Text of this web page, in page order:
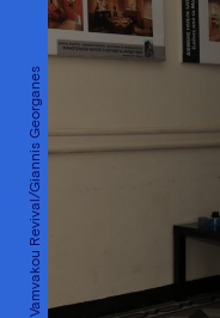
Vamvakou Revival/Giannis Georganes